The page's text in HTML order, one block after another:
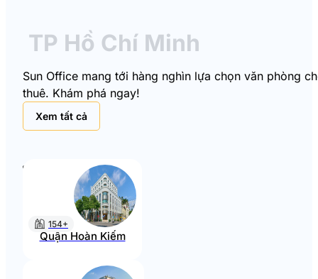
TP Hồ Chí Minh
Sun Office mang tới hàng nghìn lựa chọn văn phòng
thuê. Khám phá ngay!
Xem tất cả
154+
Quận Hoàn Kiếm